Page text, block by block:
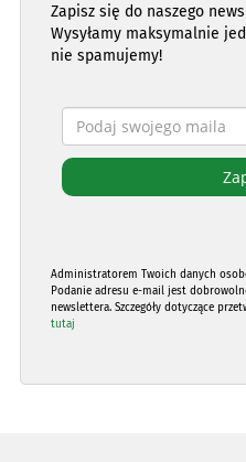
Zapisz się do naszego
Wysyłamy maksymalnie
nie spamujemy!
Administratorem Twoich danych
Podanie adresu e-mail jest
newslettera. Szczegóły dotyczące
tutaj